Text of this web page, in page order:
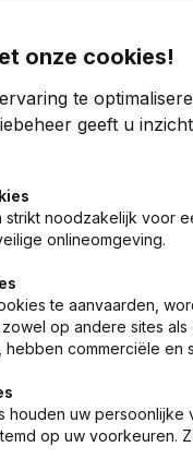
€-11.821 < -
€ 29.371
onze cookies!
te
geeft u
strikt noodzakelijk voor
onlineomgeving.
te aanvaarden,
zowel op andere sites
commerciële en
houden uw persoonlijke
op uw voorkeuren.